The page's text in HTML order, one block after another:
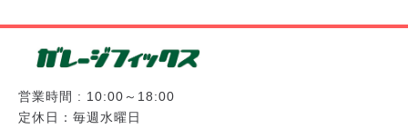
営業時間 : 10:00～18:00
定休日：毎週水曜日